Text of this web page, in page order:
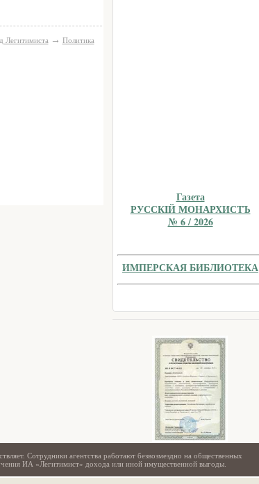
Легитимиста → Политика
Газета
РУССКIЙ МОНАРХИСТЪ
№ 6 / 2026
ИМПЕРСКАЯ БИБЛИОТЕКА
Сотрудники агентства работают безвозмездно на общественных
ИА «Легитимист» дохода или иной имущественной выгоды.